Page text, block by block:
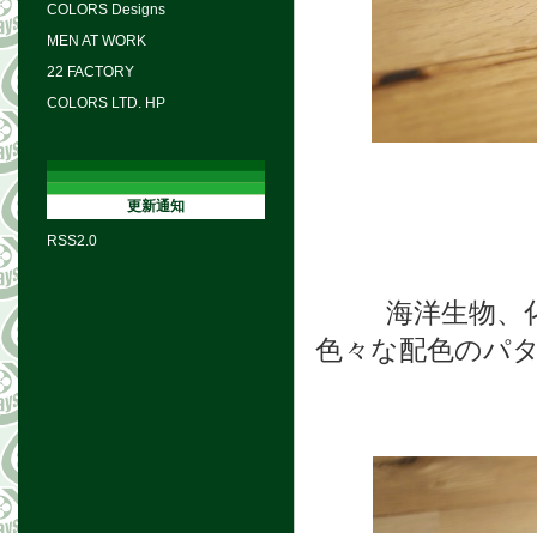
海洋生物、
色々な配色のパ
COLORS Designs
MEN AT WORK
22 FACTORY
COLORS LTD. HP
更新通知
RSS2.0